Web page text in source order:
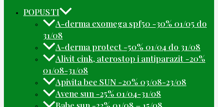
POPUSTI
A-derma exomega spf50 -30% 01/05 do
31/08
A-derma protect -50% 01/04 do 31/08
Alivit cink, aterostop i antiparazit -20%
01/08-31/08
Apivita bee SUN -20% 03/08-23/08
Avene sun -25% 01/04-31/08